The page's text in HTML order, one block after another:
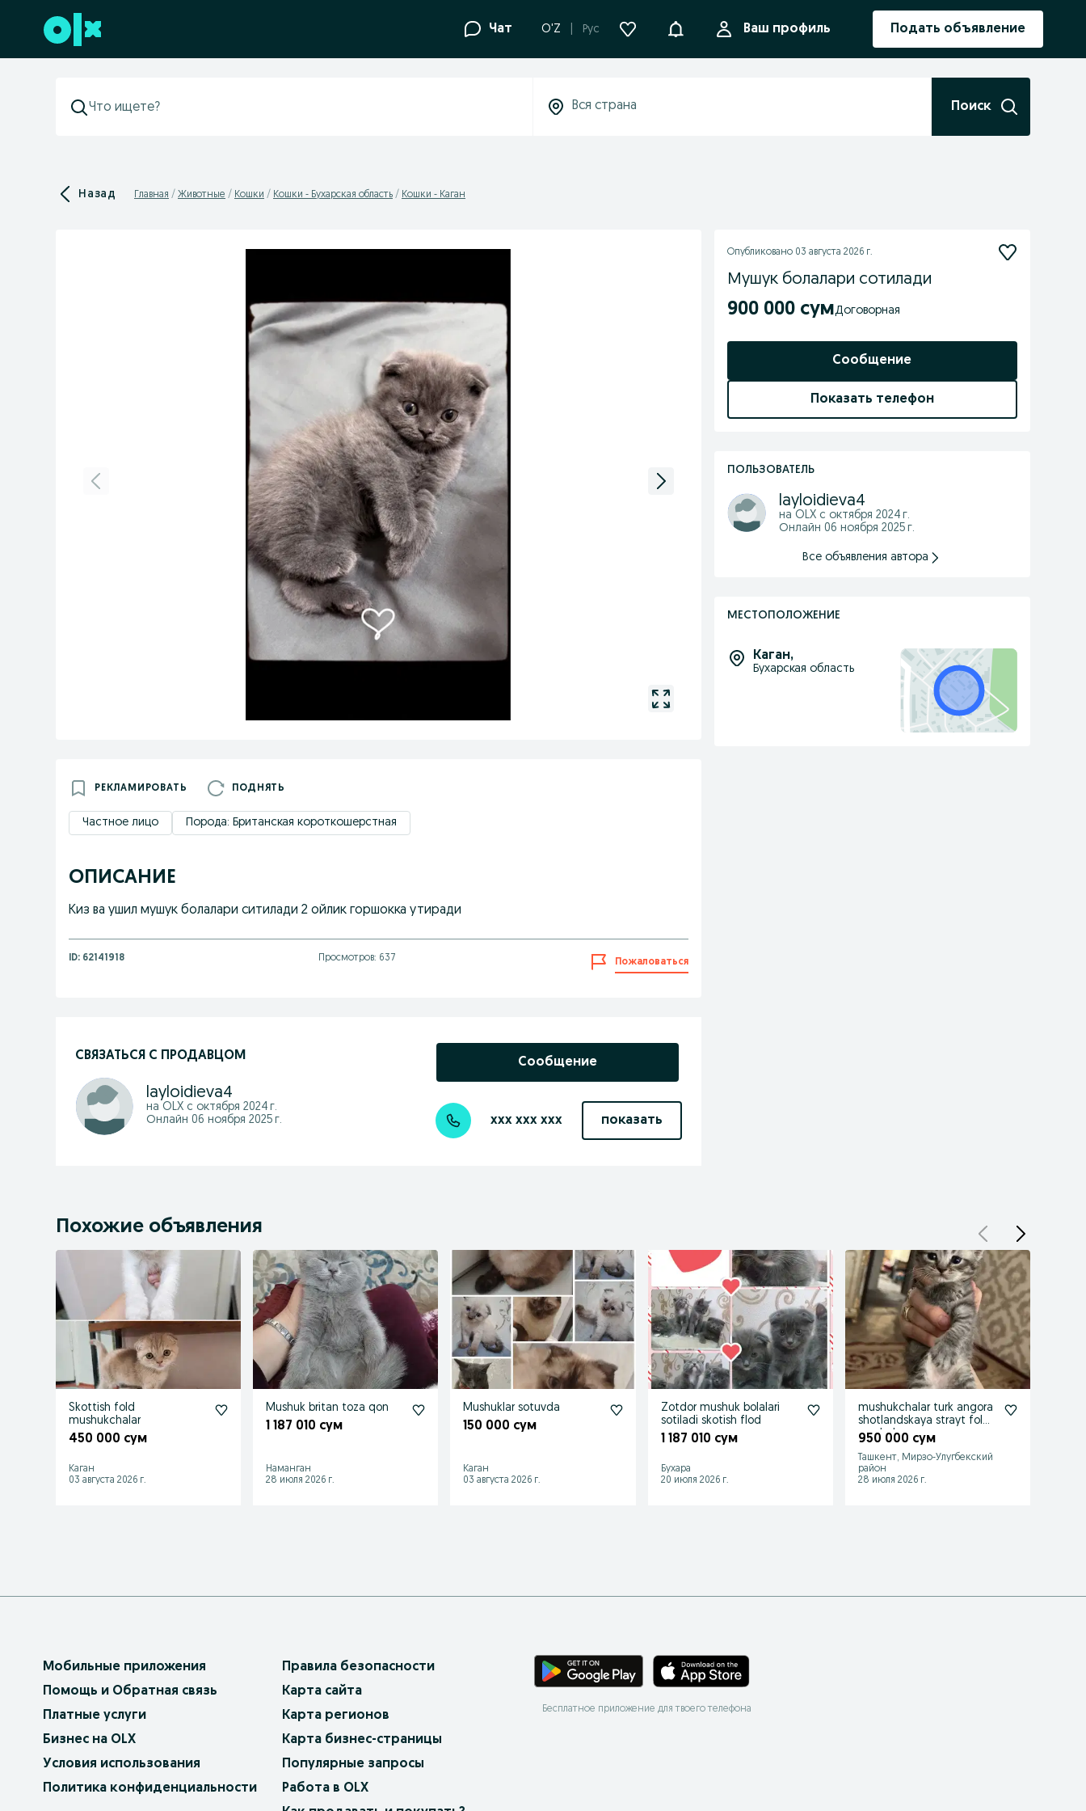
Перейти к нижнему колонтитулу Чат O'Z Рус УведомленияВаш профиль Подать объявление
Поиск
Назад Главная Животные Кошки Кошки - Бухарская область Кошки - Каган
РЕКЛАМИРОВАТЬ ПОДНЯТЬ
Частное лицо Порода: Британская короткошерстная
ОПИСАНИЕ
Киз ва ушил мушук болалари ситилади 2 ойлик горшокка утиради
ID: 62141918 Просмотров: 637 Пожаловаться
СВЯЗАТЬСЯ С ПРОДАВЦОМ
layloidieva4
на OLX с октября 2024 г.
Онлайн 06 ноября 2025 г.
Сообщение
xxx xxx xxx показать
Опубликовано 03 августа 2026 г.
Мушук болалари сотилади
900 000 сум Договорная
Сообщение
Показать телефон
ПОЛЬЗОВАТЕЛЬ
layloidieva4
на OLX с октября 2024 г.
Онлайн 06 ноября 2025 г.
Все объявления автора
МЕСТОПОЛОЖЕНИЕ
Каган,
Бухарская область
Похожие объявления
Skottish fold
mushukchalar
450 000 сум
Каган
03 августа 2026 г.
Mushuk britan toza qon
1 187 010 сум
Наманган
28 июля 2026 г.
Mushuklar sotuvda
150 000 сум
Каган
03 августа 2026 г.
Zotdor mushuk bolalari
sotiladi skotish flod
1 187 010 сум
Бухара
20 июля 2026 г.
mushukchalar turk angora
shotlandskaya strayt fold
mushuk
950 000 сум
Ташкент, Мирзо-Улугбекский
район
28 июля 2026 г.
Мобильные приложения
Помощь и Обратная связь
Платные услуги
Бизнес на OLX
Условия использования
Политика конфиденциальности
Правила безопасности
Карта сайта
Карта регионов
Карта бизнес-страницы
Популярные запросы
Работа в OLX
Бесплатное приложение для твоего телефона